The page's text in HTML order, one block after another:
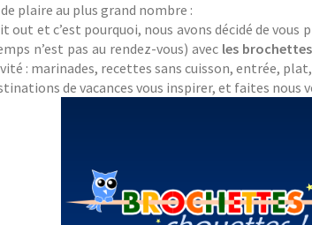
plaire au plus grand nombre :
out et c’est pourquoi, nous avons décidé de
n’est pas au rendez-vous) avec les
: marinades, recettes sans cuisson, entrée,
de vacances vous inspirer, et faites nous